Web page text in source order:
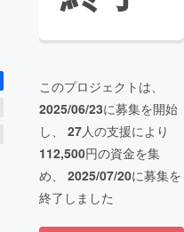
このプロジェクトは、
2025/06/23に募集を開始
し、 27人の支援により
112,500円の資金を集
め、 2025/07/20に募集を
終了しました